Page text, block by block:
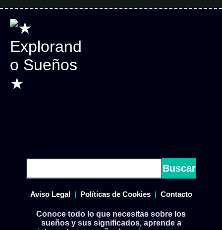
Buscar
Aviso Legal| Políticas de Cookies| Contacto
Conoce todo lo que necesitas sobre los
sueños y sus significados, aprende a